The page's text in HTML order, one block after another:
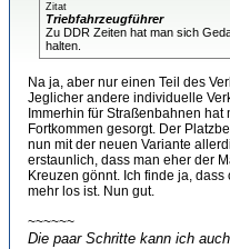
Zitat
Triebfahrzeugführer
Zu DDR Zeiten hat man sich
halten.
Na ja, aber nur einen Teil des
Jeglicher andere individuelle
Immerhin für Straßenbahnen
Fortkommen gesorgt. Der
nun mit der neuen Variante
erstaunlich, dass man eher der
Kreuzen gönnt. Ich finde ja,
mehr los ist. Nun gut.
~~~~~~
Die paar Schritte kann ich